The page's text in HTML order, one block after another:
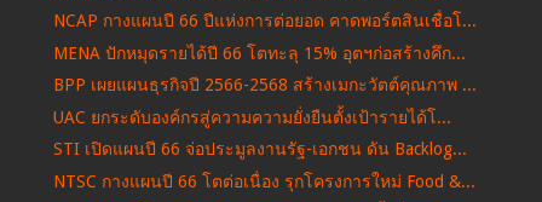
NCAP กางแผนปี 66 ปีแห่งการต่อยอด คาดพอร์ตสินเชื่อโ...
MENA ปักหมุดรายได้ปี 66 โตทะลุ 15% อุตฯก่อสร้างคึก...
BPP เผยแผนธุรกิจปี 2566-2568 สร้างเมกะวัตต์คุณภาพ ...
UAC ยกระดับองค์กรสู่ความความยั่งยืนตั้งเป้ารายได้โ...
STI เปิดแผนปี 66 จ่อประมูลงานรัฐ-เอกชน ดัน Backlog...
NTSC กางแผนปี 66 โตต่อเนื่อง รุกโครงการใหม่ Food &...